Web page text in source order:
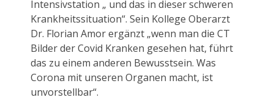
Intensivstation „ und das in dieser schweren
Krankheitssituation“. Sein Kollege Oberarzt
Dr. Florian Amor ergänzt „wenn man die CT
Bilder der Covid Kranken gesehen hat, führt
das zu einem anderen Bewusstsein. Was
Corona mit unseren Organen macht, ist
unvorstellbar“.